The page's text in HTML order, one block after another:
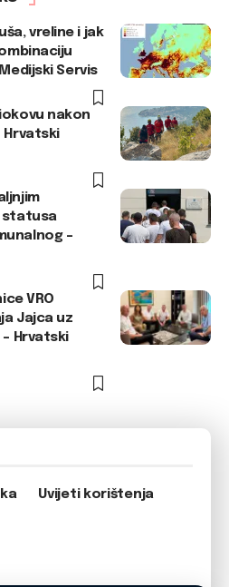
vreline i jak
Servis
nakon
Hrvatski
statusa
–
VRO
Jajca uz
Hrvatski
Uvijeti korištenja